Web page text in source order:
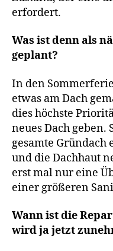
erfordert.
Was ist denn als
geplant?
In den
etwas am Dach
dies höchste
neues Dach geben.
gesamte Gründach
und die Dachhaut
erst mal nur eine
einer größeren
Wann ist die
wird ja jetzt